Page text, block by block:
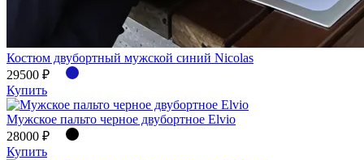
Костюм двубортный мужской синий Nicolas
29500 ₽
Купить
Мужское пальто черное двубортное Elvio
28000 ₽
Купить